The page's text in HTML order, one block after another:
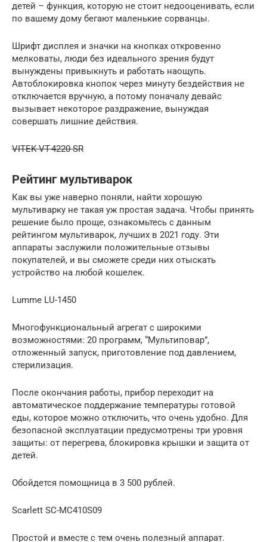
детей – функция, которую не стоит недооценивать, если
по вашему дому бегают маленькие сорванцы.
Шрифт дисплея и значки на кнопках откровенно
мелковаты, люди без идеального зрения будут
вынуждены привыкнуть и работать наощупь.
Автоблокировка кнопок через минуту бездействия не
отключается вручную, а потому поначалу девайс
вызывает некоторое раздражение, вынуждая
совершать лишние действия.
VITEK VT-4220 SR
Рейтинг мультиварок
Как вы уже наверно поняли, найти хорошую
мультиварку не такая уж простая задача. Чтобы принять
решение было проще, ознакомьтесь с данным
рейтингом мультиварок, лучших в 2021 году. Эти
аппараты заслужили положительные отзывы
покупателей, и вы сможете среди них отыскать
устройство на любой кошелек.
Lumme LU-1450
Многофункциональный агрегат с широкими
возможностями: 20 программ, “Мультиповар”,
отложенный запуск, приготовление под давлением,
стерилизация.
После окончания работы, прибор переходит на
автоматическое поддержание температуры готовой
еды, которое можно отключить, что очень удобно. Для
безопасной эксплуатации предусмотрены три уровня
защиты: от перегрева, блокировка крышки и защита от
детей.
Обойдется помощница в 3 500 рублей.
Scarlett SC-MC410S09
Простой и вместе с тем очень полезный аппарат.